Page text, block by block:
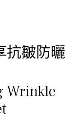
抗皺防曬
Wrinkle